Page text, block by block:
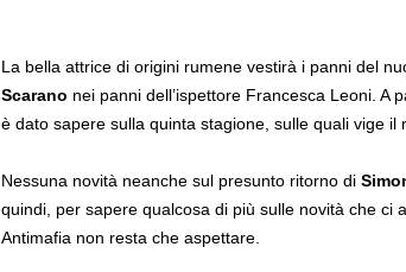
La bella attrice di origini rumene vestirà i panni del
Scarano nei panni dell’ispettore Francesca Leoni. A
è dato sapere sulla quinta stagione, sulle quali vige il
Nessuna novità neanche sul presunto ritorno di
quindi, per sapere qualcosa di più sulle novità che ci
Antimafia non resta che aspettare.